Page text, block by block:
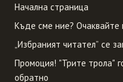
Начална страница
Къде сме ние? Очаквайте
„Избраният читател” се
Промоция! "Трите трола"
обратно